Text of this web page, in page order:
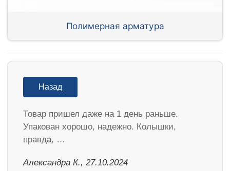
Полимерная арматура
Назад
Товар пришел даже на 1 день раньше.
Упакован хорошо, надежно. Колышки,
правда, …
Александра К., 27.10.2024